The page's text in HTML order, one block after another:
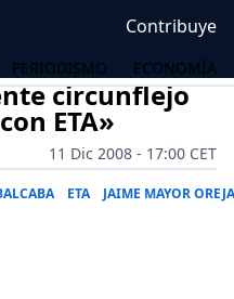
Contribuye
PERIODISMO ECONOMÍA
circunflejo
ETA»
11 Dic 2008 - 17:00 CET
ETA JAIME MAYOR OREJA